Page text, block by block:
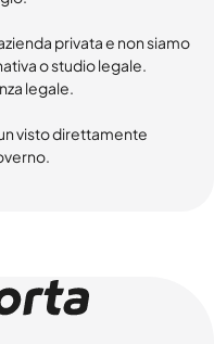
privata e non siamo
o studio legale.
legale.
visto direttamente